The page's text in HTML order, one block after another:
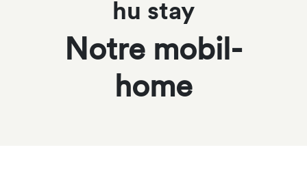
hu stay
Notre mobil-
home